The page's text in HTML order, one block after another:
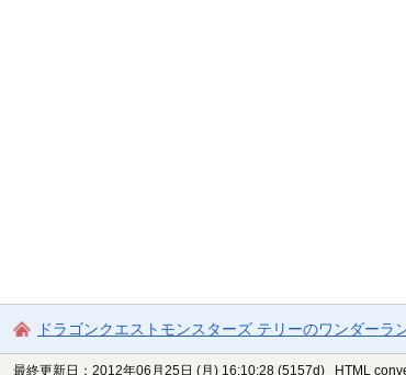
ドラゴンクエストモンスターズ テリーのワンダーラ
最終更新日：2012年06月25日 (月) 16:10:28 (5157d) HTML